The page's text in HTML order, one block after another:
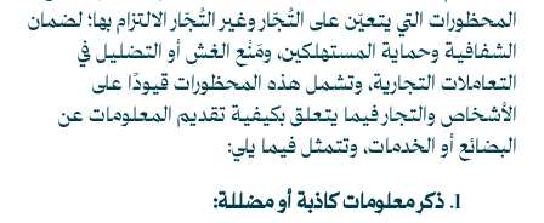
المحظورات التي يتعيّن على التُجّار وغير التُجّار الالتزام بها؛ لضمان
الشفافية وحماية المستهلكين، ومَنْع الغش أو التضليل في
التعاملات التجارية، وتشمل هذه المحظورات قيودًا على
الأشخاص والتجار فيما يتعلق بكيفية تقديم المعلومات عن
البضائع أو الخدمات، وتتمثل فيما يلي:
ذكر معلومات كاذبة أو مضللة: